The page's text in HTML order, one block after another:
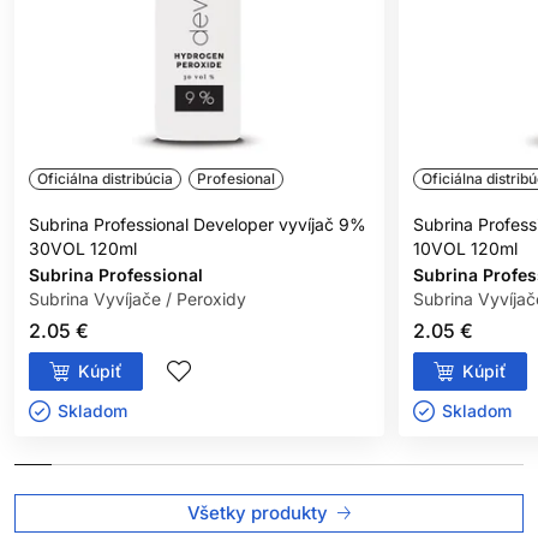
Oficiálna distribúcia Profesional
Subrina Professional Developer vyvíjač 9%
30VOL 120ml
Subrina Professional
Subrina Vyvíjače / Peroxidy
2.05 €
Kúpiť
Skladom ㅤ
Oficiálna
Subrina
10VOL 120ml
Subrina
Subrina
2.05 €
Kúpiť
Skladom ㅤ
Všetky produkty